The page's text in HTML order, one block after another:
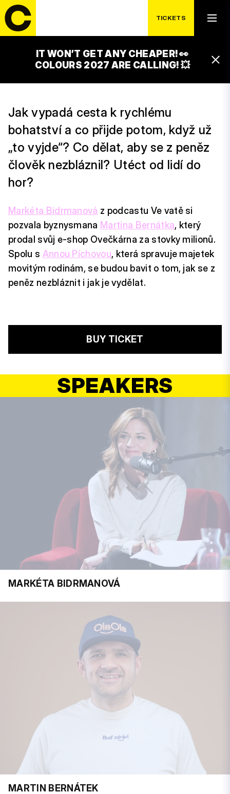
TICKETS
IT WON’T GET ANY CHEAPER! 👀
COLOURS 2027 ARE CALLING! 💥
SATURDAY 18. 7.
SEZNAM ZPRÁVY:
VE VATĚ
16:45 – 17:30
ČEZ GLOBAL STAGE
Jak vypadá cesta k rychlému
bohatství a co přijde potom, když už
„to vyjde“? Co dělat, aby se z peněz
člověk nezbláznil? Utéct od lidí do
hor?
Markéta Bidrmanová z podcastu Ve vatě si
pozvala byznysmana Martina Bernátka, který
prodal svůj e-shop Ovečkárna za stovky milionů.
Spolu s Annou Píchovou, která spravuje majetek
movitým rodinám, se budou bavit o tom, jak se z
peněz nezbláznit i jak je vydělat.
BUY TICKET
SPEAKERS
MARKÉTA BIDRMANOVÁ
MARTIN BERNÁTEK